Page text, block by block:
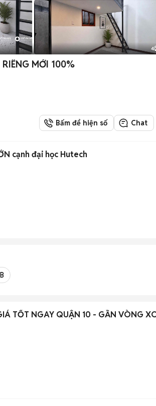
4
MỚI 100%
Bấm để hiện số Chat
cạnh đại học Hutech
TỐT NGAY QUẬN 10 - GẦN VÒNG